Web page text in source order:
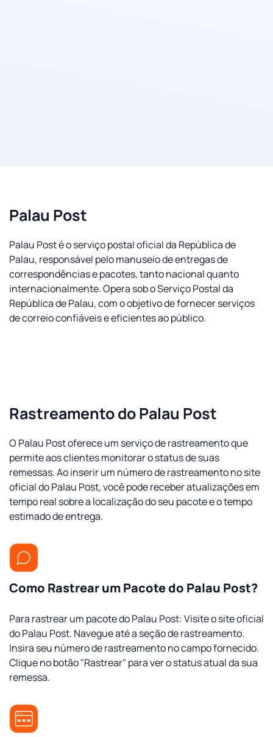
Palau Post
Palau Post é o serviço postal oficial da República de
Palau, responsável pelo manuseio de entregas de
correspondências e pacotes, tanto nacional quanto
internacionalmente. Opera sob o Serviço Postal da
República de Palau, com o objetivo de fornecer serviços
de correio confiáveis e eficientes ao público.
Rastreamento do Palau Post
O Palau Post oferece um serviço de rastreamento que
permite aos clientes monitorar o status de suas
remessas. Ao inserir um número de rastreamento no site
oficial do Palau Post, você pode receber atualizações em
tempo real sobre a localização do seu pacote e o tempo
estimado de entrega.
Como Rastrear um Pacote do Palau Post?
Para rastrear um pacote do Palau Post: Visite o site oficial
do Palau Post. Navegue até a seção de rastreamento.
Insira seu número de rastreamento no campo fornecido.
Clique no botão "Rastrear" para ver o status atual da sua
remessa.